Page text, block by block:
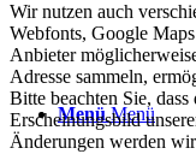
Menü Menü
Wir nutzen auch
Webfonts, Google
Anbieter
Adresse sammeln,
Bitte beachten Sie,
Erscheinungsbild
Änderungen werden